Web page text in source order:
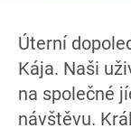
Úterní
Kája. Naši
na společné
návštěvu.